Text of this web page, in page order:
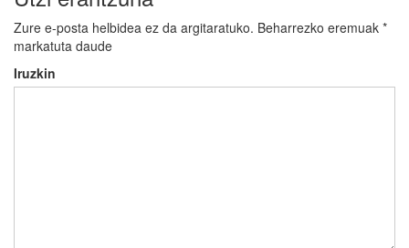
Zure e-posta helbidea ez da argitaratuko. Beharrezko eremuak *
markatuta daude
Iruzkin